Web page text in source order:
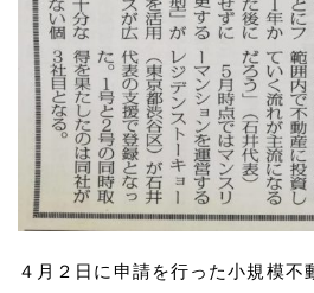
４月２日に申請を行った小規模不